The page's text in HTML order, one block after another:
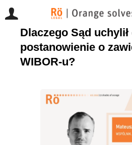
zawartości
Dlaczego Sąd uchylił
postanowienie o
WIBOR-u?